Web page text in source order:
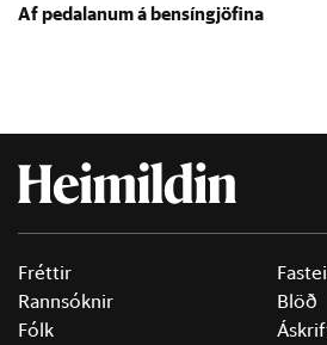
Af pedal­an­um á bens­ín­gjöf­ina
Fréttir
Rannsóknir
Fólk
Blöð